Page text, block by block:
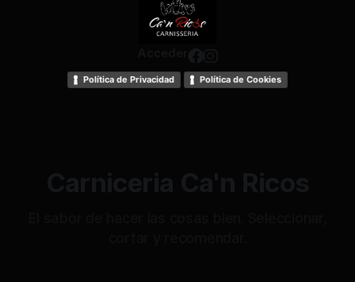
Política de Privacidad Política de Cookies